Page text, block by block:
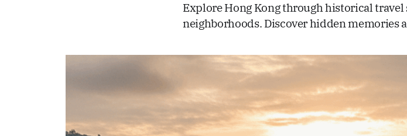
Explore Hong Kong through historical travel
neighborhoods. Discover hidden memories